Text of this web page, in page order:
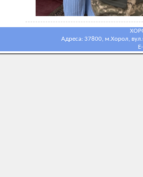
Адреса: 37800, м.Хорол,